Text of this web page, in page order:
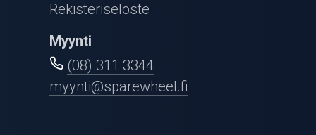
Rekisteriseloste
Myynti
(08) 311 3344
myynti@sparewheel.fi